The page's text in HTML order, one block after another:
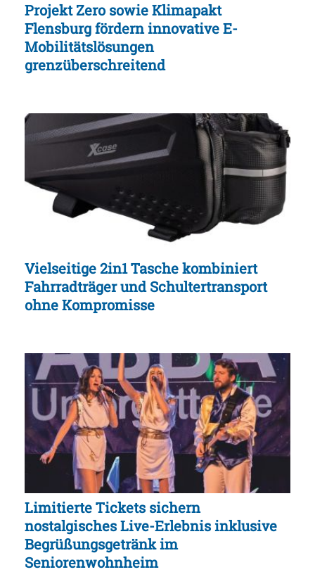
Projekt Zero sowie Klimapakt
Flensburg fördern innovative E-
Mobilitätslösungen
grenzüberschreitend
Vielseitige 2in1 Tasche kombiniert
Fahrradträger und Schultertransport
ohne Kompromisse
Limitierte Tickets sichern
nostalgisches Live-Erlebnis inklusive
Begrüßungsgetränk im
Seniorenwohnheim